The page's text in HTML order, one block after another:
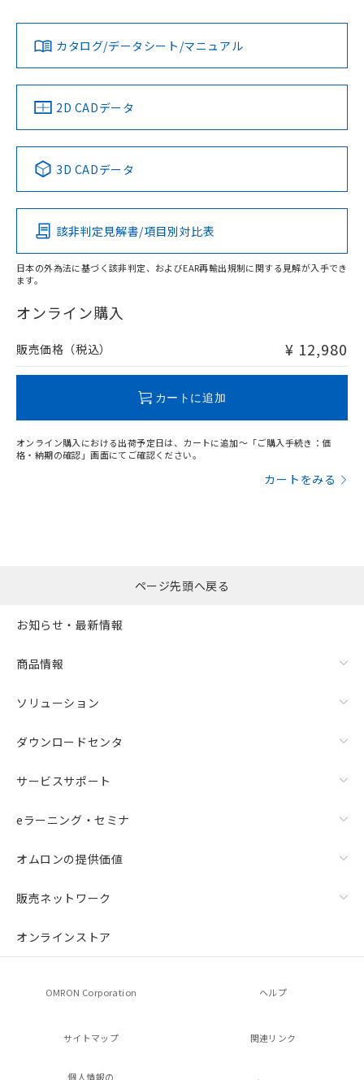
タイムチャート
以上、n: 70mm以上
検出領域
ダウンロードデータをご利用いただく前に、以下を必ずお読
みください。
ソフトウェアの使用条件
対応済み
中国 RoHS 注意事項・凡例
Pb Hg Cd Cr(VI)
O
在庫等で未対応品が混在する可能性があります。
問い合わせください。
LR型式承認
（イギリス
船舶規格）
DNV型式承認
（ノルウェー
BV型式承認
（フランス
KR型式
（韓国
No No No No
この製品の規格認証/適合状況ページへ
その他の認証はこちらのページからご検索ください
カタログ/データシート/マニュアル
2D CADデータ
3D CADデータ
該非判定見解書/項目別対比表
日本の外為法に基づく該非判定、およびEAR再輸出規制に関する見解が入手でき
ます。
オンライン購入
販売価格（税込） ¥ 12,980
カートに追加
オンライン購入における出荷予定日は、カートに追加～「ご購入手続き：価
格・納期の確認」画面にてご確認ください。
カートをみる
ページ先頭へ戻る
お知らせ・最新情報
商品情報
ソリューション
ダウンロードセンタ
サービスサポート
eラーニング・セミナ
オムロンの提供価値
販売ネットワーク
オンラインストア
OMRON Corporation ヘルプ
サイトマップ 関連リンク
個人情報の